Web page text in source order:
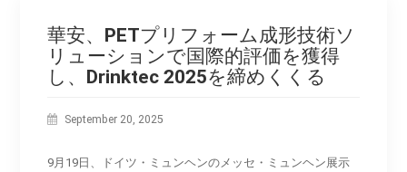
華安、PETプリフォーム成形技術ソ
リューションで国際的評価を獲得
し、Drinktec 2025を締めくくる
September 20, 2025
9月19日、ドイツ・ミュンヘンのメッセ・ミュンヘン展示